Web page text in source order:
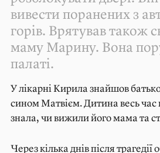
вивести поранених з
горів. Врятував також
маму Марину. Вона
палаті.
У лікарні Кирила знайшов
сином Матвієм. Дитина весь час
знала, чи вижили його мама та
Через кілька днів після